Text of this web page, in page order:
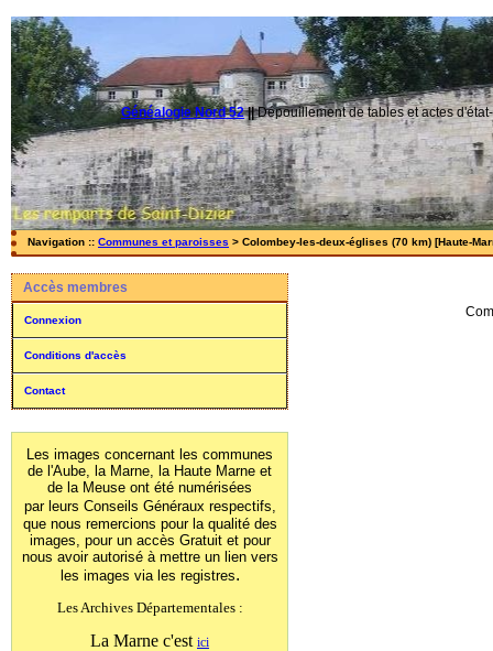
Généalogie Nord 52||Dépouillement de tables et actes
Navigation :: Communes et paroisses > Colombey-les-deux-églises (70 km) [Haute-
Accès membres
Connexion
Conditions d'accès
Contact
Les images concernant les communes
de l'Aube, la Marne, la Haute Marne et
de la Meuse ont été numérisées
par leurs Conseils Généraux respectifs,
que nous remercions pour la qualité des
images, pour un accès Gratuit et pour
nous avoir autorisé à mettre un lien vers
les images via les registres.
Les Archives Départementales :
La Marne c'est ici